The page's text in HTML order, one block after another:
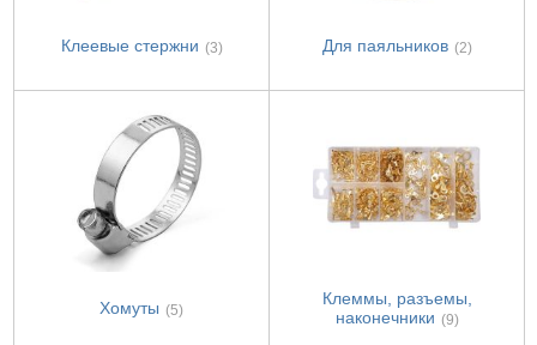
Клеевые стержни (3) Для паяльников (2)
Хомуты (5)
Клеммы, разъемы,
наконечники (9)